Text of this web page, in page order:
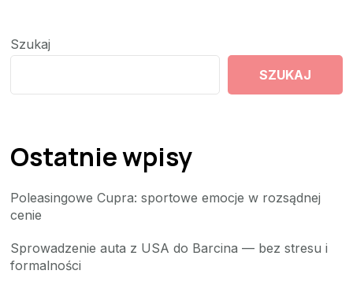
Szukaj
SZUKAJ
Ostatnie wpisy
Poleasingowe Cupra: sportowe emocje w rozsądnej
cenie
Sprowadzenie auta z USA do Barcina — bez stresu i
formalności